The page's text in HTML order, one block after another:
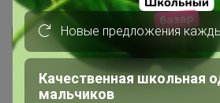
Главная
Новые предложения
Качественная школьная
мальчиков